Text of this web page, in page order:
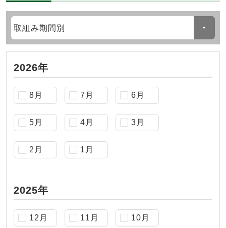
取組み期間別
2026年
8月 7月 6月
5月 4月 3月
2月 1月
2025年
12月 11月 10月